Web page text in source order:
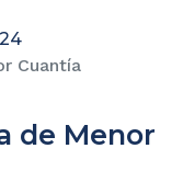
Cuantía
de Menor